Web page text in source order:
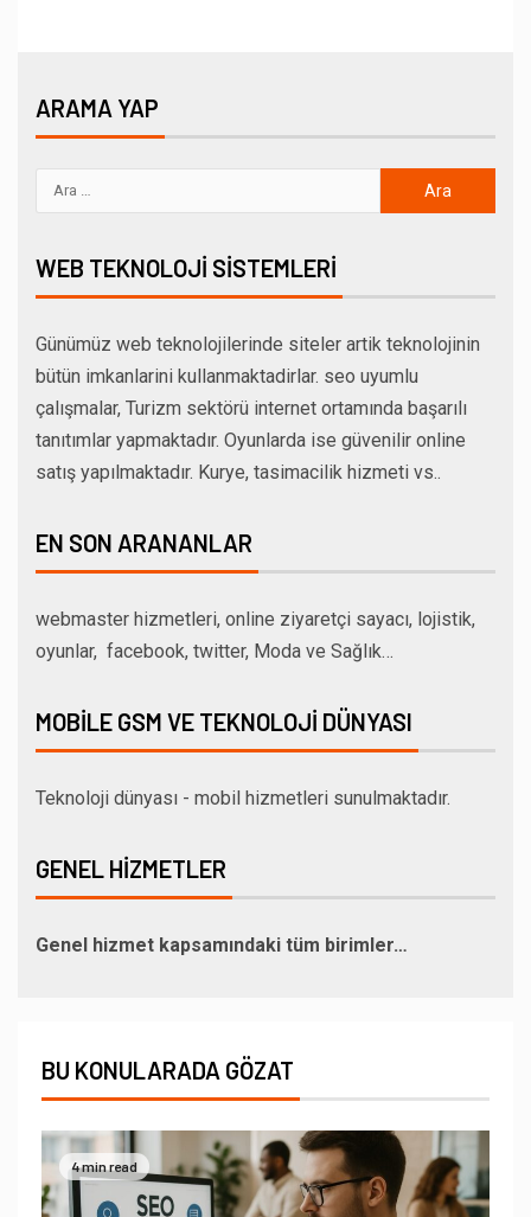
ARAMA YAP
WEB TEKNOLOJI SISTEMLERI
Günümüz web teknolojilerinde siteler artik teknolojinin
bütün imkanlarini kullanmaktadirlar. seo uyumlu
çalışmalar, Turizm sektörü internet ortamında başarılı
tanıtımlar yapmaktadır. Oyunlarda ise güvenilir online
satış yapılmaktadır. Kurye, tasimacilik hizmeti vs..
EN SON ARANANLAR
webmaster hizmetleri, online ziyaretçi sayacı, lojistik,
oyunlar, facebook, twitter, Moda ve Sağlık…
MOBILE GSM VE TEKNOLOJI DÜNYASI
Teknoloji dünyası - mobil hizmetleri sunulmaktadır.
GENEL HIZMETLER
Genel hizmet kapsamındaki tüm birimler…
BU KONULARADA GÖZAT
4 min read